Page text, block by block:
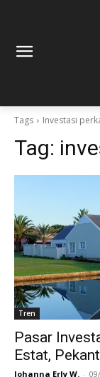
Tags Investasi
Tag:
Tren
Pasar
Estat,
Johanna Erly W. -